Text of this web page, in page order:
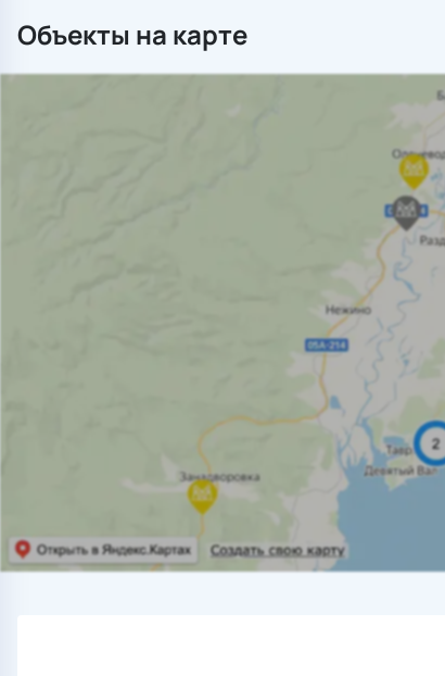
Объекты на карте